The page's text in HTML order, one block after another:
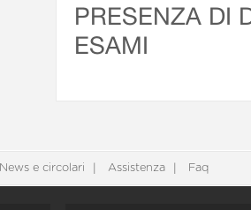
PRESENZA DI
ESAMI
News e circolari Assistenza Faq